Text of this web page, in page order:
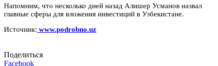
Напомним, что несколько дней назад Алишер Усманов назвал
главные сферы для вложения инвестиций в Узбекистане.
Источник: www.podrobno.uz
Поделиться
Facebook